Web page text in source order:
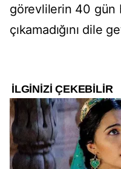
görevlilerin 40 gün
çıkamadığını dile